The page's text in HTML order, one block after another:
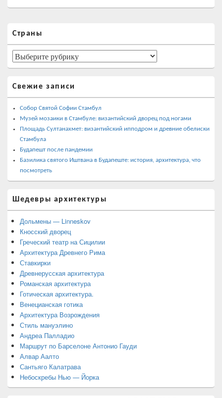
основной
боковой
панели
Страны
Страны
Свежие записи
Собор Святой Софии Стамбул
Музей мозаики в Стамбуле: византийский дворец под ногами
Площадь Султанахмет: византийский ипподром и древние обелиски
Стамбула
Будапешт после пандемии
Базилика святого Иштвана в Будапеште: история, архитектура, что
посмотреть
Шедевры архитектуры
Дольмены — Linneskov
Кносский дворец
Греческий театр на Сицилии
Архитектура Древнего Рима
Ставкирки
Древнерусская архитектура
Романская архитектура
Готическая архитектура.
Венецианская готика
Архитектура Возрождения
Стиль мануэлино
Андреа Палладио
Маршрут по Барселоне Антонио Гауди
Алвар Аалто
Сантьяго Калатрава
Небоскребы Нью — Йорка